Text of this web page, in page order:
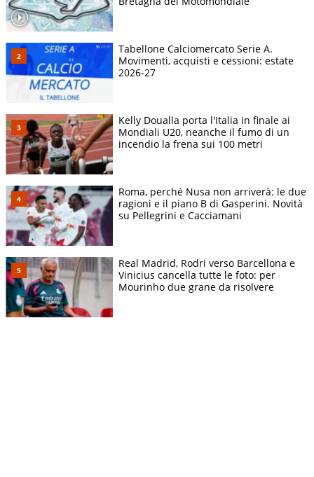
Tabellone Calciomercato Serie A.
Movimenti, acquisti e cessioni: estate
2026-27
Kelly Doualla porta l'Italia in finale ai
Mondiali U20, neanche il fumo di un
incendio la frena sui 100 metri
Roma, perché Nusa non arriverà: le due
ragioni e il piano B di Gasperini. Novità
su Pellegrini e Cacciamani
Real Madrid, Rodri verso Barcellona e
Vinicius cancella tutte le foto: per
Mourinho due grane da risolvere